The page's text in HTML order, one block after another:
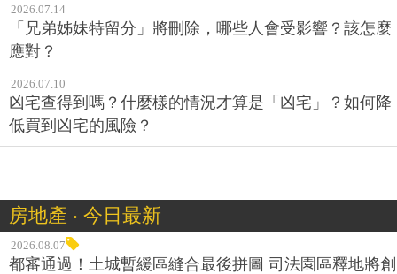
2026.07.14
「兄弟姊妹特留分」將刪除，哪些人會受影響？該怎麼
應對？
2026.07.10
凶宅查得到嗎？什麼樣的情況才算是「凶宅」？如何降
低買到凶宅的風險？
房地產 ‧ 今日最新
2026.08.07
都審通過！土城暫緩區縫合最後拼圖 司法園區釋地將創